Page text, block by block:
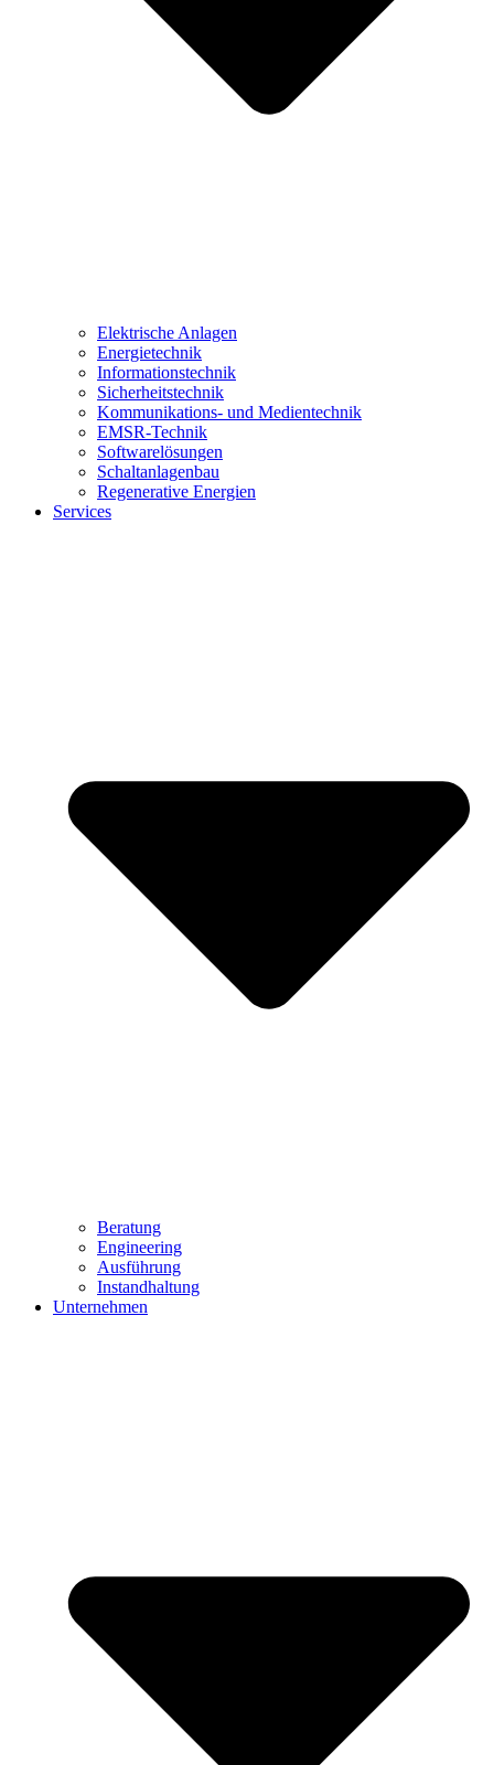
Elektrische Anlagen
Energietechnik
Informationstechnik
Sicherheitstechnik
Kommunikations- und Medientechnik
EMSR-Technik
Softwarelösungen
Schaltanlagenbau
Regenerative Energien
Services
Beratung
Engineering
Ausführung
Instandhaltung
Unternehmen